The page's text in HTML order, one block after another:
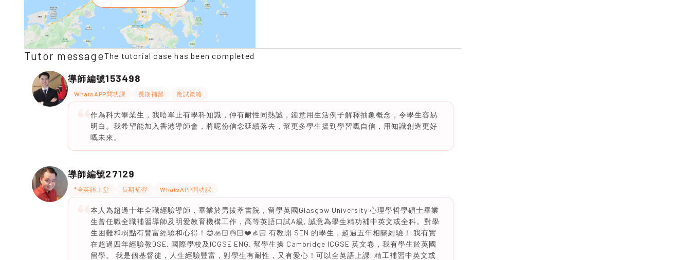
Tutor messageThe tutorial case has been completed
導師編號153498
WhatsAPP問功課 長期補習 應試策略
作為科大畢業生，我唔單止有學科知識，仲有耐性同熱誠，鍾意用生活例子解釋抽象概念，令學生容易
明白。我希望能加入香港導師會，將呢份信念延續落去，幫更多學生搵到學習嘅自信，用知識創造更好
嘅未來。
導師編號27129
*全英語上堂 長期補習 WhatsAPP問功課
本人為超過十年全職經驗導師，畢業於男拔萃書院，留學英國Glasgow University 心理學哲學碩士畢業
生曾任職全職補習導師及明愛教育機構工作，高等英語口試A級, 誠意為學生精功補中英文或全科。對學
生困難和弱點有豐富經驗和心得！😊🙏🏻👌🏻❤️👍🏻 有教開 SEN 的學生，超過五年相關經驗！ 我有實
在超過四年經驗教DSE, 國際學校及ICGSE ENG, 幫學生操 Cambridge ICGSE 英文卷，我有學生於英國
留學。 我是個基督徒，人生經驗豐富，對學生有耐性，又有愛心！可以全英語上課! 精工補習中英文或